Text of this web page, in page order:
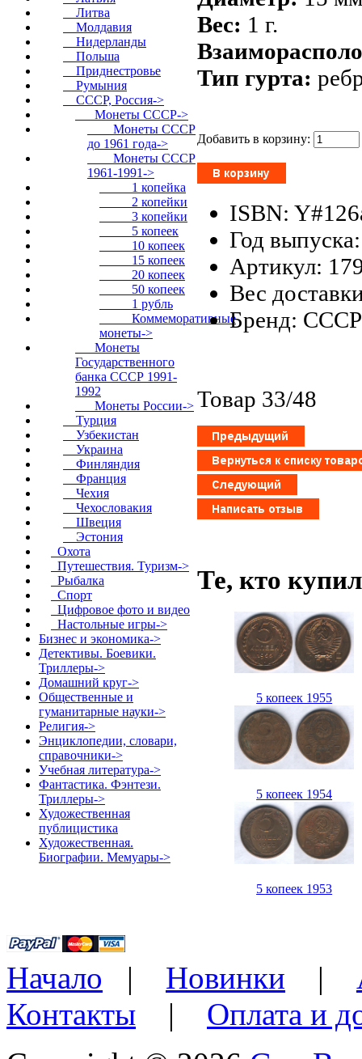
Литва
Молдавия
Нидерланды
Польша
Приднестровье
Румыния
СССР, Россия->
Монеты СССР->
Монеты СССР
до 1961 года->
Монеты СССР
1961-1991->
1 копейка
2 копейки
3 копейки
5 копеек
10 копеек
15 копеек
20 копеек
50 копеек
1 рубль
Коммеморативные
монеты->
Монеты
Государственного
банка СССР 1991-
1992
Монеты России->
Турция
Узбекистан
Украина
Финляндия
Франция
Чехия
Чехословакия
Швеция
Эстония
Охота
Путешествия. Туризм->
Рыбалка
Спорт
Цифровое фото и видео
Настольные игры->
Бизнес и экономика->
Детективы. Боевики.
Триллеры->
Домашний круг->
Общественные и
гуманитарные науки->
Религия->
Энциклопедии, словари,
справочники->
Учебная литература->
Фантастика. Фэнтези.
Триллеры->
Художественная
публицистика
Художественная.
Биографии. Мемуары->
Вес: 1 г.
Тип гурта:
Добавить в корзину:
ISBN:
Год
Артикул:
Вес
Бренд: СССР
Товар 33/48
Те, кто
5 копеек 1955
5 копеек 1954
5 копеек 1953
Начало | Новинки |
Контакты | Оплата и